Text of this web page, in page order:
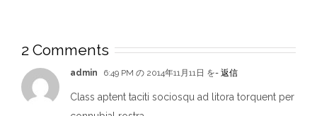
2 Comments
admin 6:49 PM の 2014年11月11日 を- 返信
Class aptent taciti sociosqu ad litora torquent per